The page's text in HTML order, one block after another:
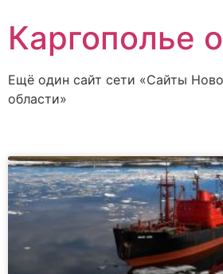
Каргополье
Ещё один сайт сети «Сайты
области»